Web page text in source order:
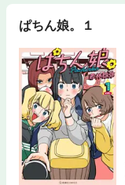
ぱちん娘。１